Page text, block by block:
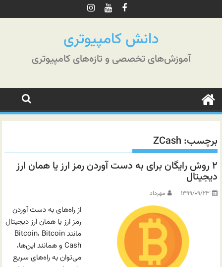
به
دانش کامپیوتری
آموزش‌های تخصصی و تازه‌های کامپیوتری
برچسب: ZCash
۲ روش رایگان برای به دست آوردن رمز ارز یا همان ارز
دیجیتال
۱۳۹۹/۰۹/۲۳ مهرداد
از راه‌های به دست آوردن
رمز ارز یا همان ارز دیجیتال
مانند Bitcoin، Bitcoin
Cash و همانند این‌ها،‌
می‌توان به راه‌های سریع